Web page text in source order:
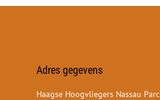
Adres gegevens
Haagse Hoogvliegers Nassau Parc